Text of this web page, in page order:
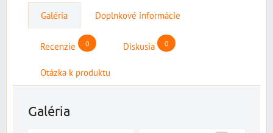
Galéria Doplnkové informácie
Recenzie 0 Diskusia 0
Otázka k produktu
Galéria